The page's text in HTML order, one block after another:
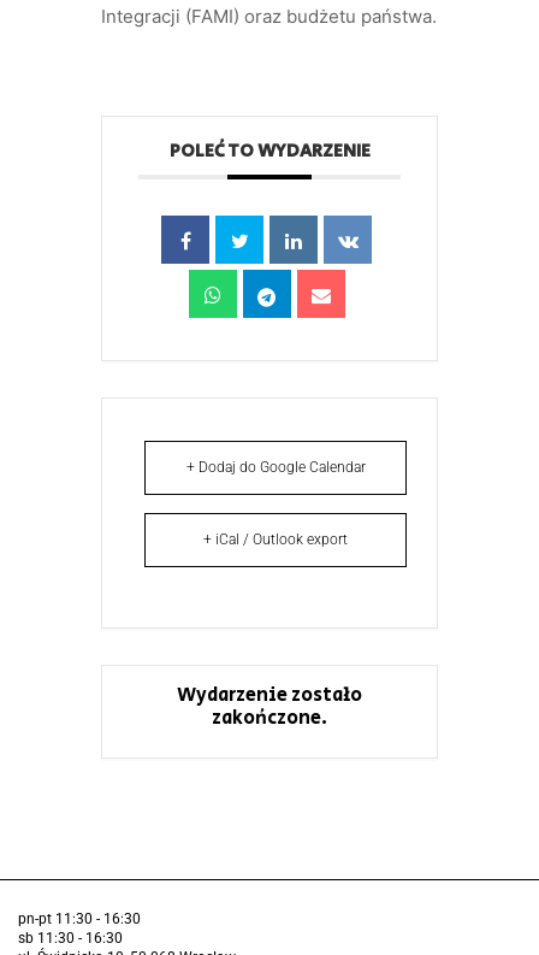
Integracji (FAMI) oraz budżetu państwa.
POLEĆ TO WYDARZENIE
+ Dodaj do Google Calendar
+ iCal / Outlook export
Wydarzenie zostało
zakończone.
pn-pt 11:30 - 16:30
sb 11:30 - 16:30